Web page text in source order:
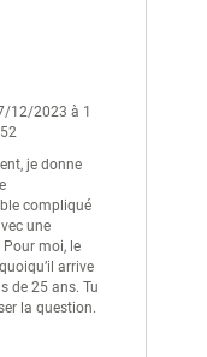
12/2023 à 1
je donne
compliqué
une
moi, le
arrive
de 25 ans. Tu
la question.